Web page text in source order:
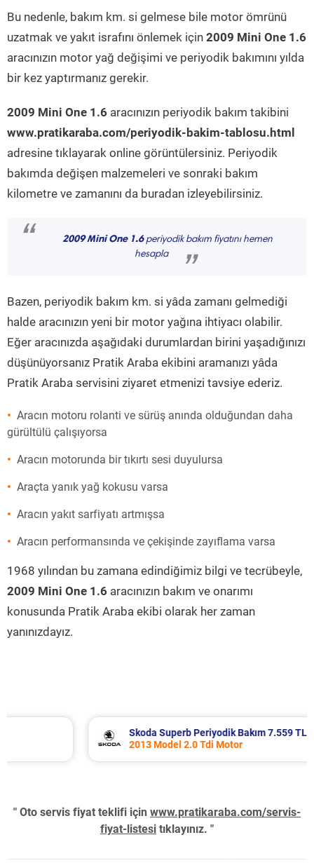
Bu nedenle, bakım km. si gelmese bile motor ömrünü
uzatmak ve yakıt israfını önlemek için 2009 Mini One 1.6
aracınızın motor yağ değişimi ve periyodik bakımını yılda
bir kez yaptırmanız gerekir.
2009 Mini One 1.6 aracınızın periyodik bakım takibini
www.pratikaraba.com/periyodik-bakim-tablosu.html
adresine tıklayarak online görüntülersiniz. Periyodik
bakımda değişen malzemeleri ve sonraki bakım
kilometre ve zamanını da buradan izleyebilirsiniz.
“ 2009 Mini One 1.6periyodik bakım fiyatını hemen
hesapla
”
Bazen, periyodik bakım km. si yâda zamanı gelmediği
halde aracınızın yeni bir motor yağına ihtiyacı olabilir.
Eğer aracınızda aşağıdaki durumlardan birini yaşadığınızı
düşünüyorsanız Pratik Araba ekibini aramanızı yâda
Pratik Araba servisini ziyaret etmenizi tavsiye ederiz.
Aracın motoru rolanti ve sürüş anında olduğundan daha
gürültülü çalışıyorsa
Aracın motorunda bir tıkırtı sesi duyulursa
Araçta yanık yağ kokusu varsa
Aracın yakıt sarfiyatı artmışsa
Aracın performansında ve çekişinde zayıflama varsa
1968 yılından bu zamana edindiğimiz bilgi ve tecrübeyle,
2009 Mini One 1.6 aracınızın bakım ve onarımı
konusunda Pratik Araba ekibi olarak her zaman
yanınızdayız.
Skoda Superb Periyodik Bakım 7.559 TL
2013 Model 2.0 Tdi Motor
" Oto servis fiyat teklifi için www.pratikaraba.com/servis-
fiyat-listesi tıklayınız. "